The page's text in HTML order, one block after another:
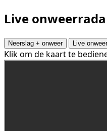
Live
Neerslag + onweer Live onweer
Klik om de kaart te